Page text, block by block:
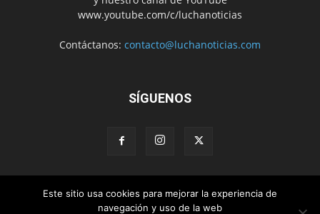
www.youtube.com/c/luchanoticias
Contáctanos: contacto@luchanoticias.com
SÍGUENOS
WWE Noticias WWE AEW
Lucha Libre Mexicana
Colabora con nosotros
Este sitio usa cookies para mejorar la experiencia de
navegación y uso de la web